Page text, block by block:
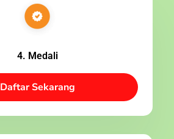
4. Medali
Daftar Sekarang